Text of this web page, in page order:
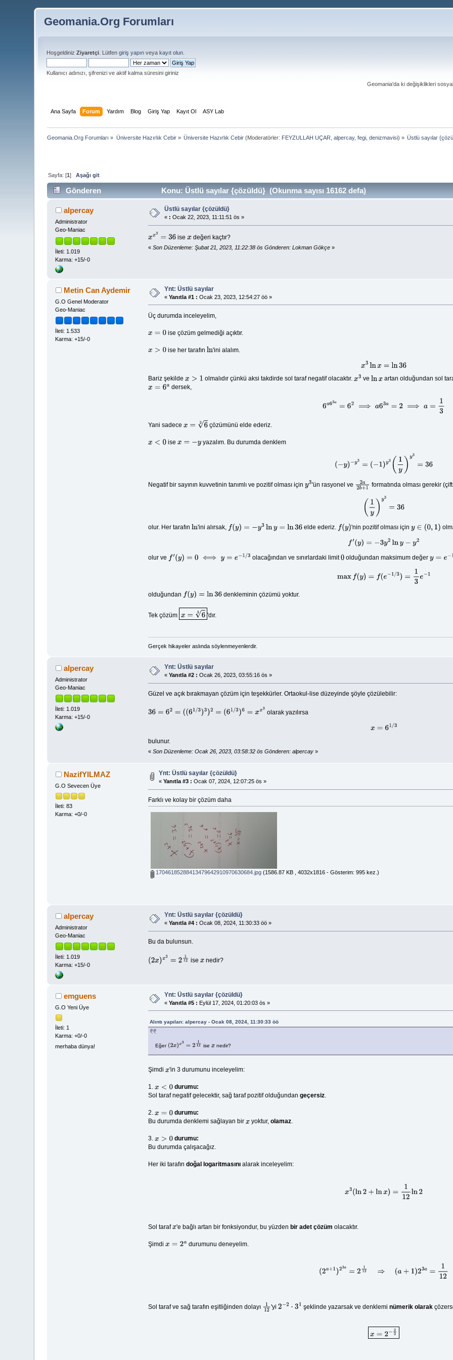
Geomania.Org Forumları
HoşgeldinizZiyaretçi . Lütfengiriş yapın veyakayıt olun
Kullanıcı adınızı, şifrenizi ve aktif kalma süresini giriniz
Geomania'da ki değişiklikleri
Ana Sayfa Forum Yardım Blog Giriş Yap Kayıt Ol ASY Lab
Geomania.Org Forumları » Üniversite Hazırlık Cebir» Üniversite Hazırlık Cebir (Moderatörler: FEYZULLAH UÇAR ,alpercay,fegi ,denizmavisi) » Üstlü sayılar
Sayfa: [1]Aşağı git
Gönderen Konu: Üstlü sayılar {çözüldü} (Okunma sayısı 16162 defa)
alpercay
Administrator
Geo-Maniac
İleti: 1.019
Karma: +15/-0
Üstlü sayılar {çözüldü}
« : Ocak 22, 2023, 11:11:51 ös »
xx3 =36 isexdeğeri kaçtır?
« Son Düzenleme: Şubat 21, 2023, 11:22:38 ös Gönderen: Lokman Gökçe»
Metin Can Aydemir
G.O Genel Moderator
Geo-Maniac
İleti: 1.533
Karma: +15/-0
Ynt: Üstlü sayılar
«Yanıtla #1 : Ocak 23, 2023, 12:54:27 öö »
Üç durumda inceleyelim,
x= 0 ise çözüm gelmediği açıktır.
x> 0 ise her tarafın ln'ini alalım.
3lnx =ln 36
Bariz şekilde x> 1 olmalıdır çünkü aksi takdirde sol taraf negatif olacaktır. x3 ve lnx
artan olduğundan sol
x= 6a dersek,
a6 62 ⟹a63 2⟹ =
Yani sadece x= 63 çözümünü elde ederiz.
x< 0 ise x= −y yazalım. Bu durumda denklem
y) 3 1y) y3 =36
Negatif bir sayının kuvvetinin tanımlı ve pozitif olması için y3'ün rasyonel ve 2a2b+1
formatında olması gerekir
(1 y) y3
olur. Her tarafın ln'ini alırsak, f(y)=− y3 lny=ln36 elde ederiz. f(y) 'nin pozitif olması içiny∈(0,1)
f′ y)= −3y2lny− y2
olur ve f′(y)=0 ⟺ y= e−1/3 olacağından ve sınırlardaki limit0 olduğundan maksimum değery=e− 1 3
max f( e− 1/3 )=1 1
olduğundan f(y)=ln36 denkleminin çözümü yoktur.
Tek çözüm x= 63 'dır.
Gerçek hikayeler aslında söylenmeyenlerdir.
alpercay
Administrator
Geo-Maniac
İleti: 1.019
Karma: +15/-0
Ynt: Üstlü sayılar
«Yanıtla #2 : Ocak 26, 2023, 03:55:16 ös »
Güzel ve açık bırakmayan çözüm için teşekkürler. Ortaokul-lise düzeyinde şöyle çözülebilir:
36=62 =(( 61/ 3 )3)2=(61/3 )6= xx3 olarak yazılırsa
x=6 1/3
bulunur.
« Son Düzenleme: Ocak 26, 2023, 03:58:32 ös Gönderen: alpercay»
NazifYILMAZ
G.O Sevecen Üye
İleti: 83
Karma: +0/-0
Ynt: Üstlü sayılar {çözüldü}
«Yanıtla #3 : Ocak 07, 2024, 12:07:25 ös »
Farklı ve kolay bir çözüm daha
17046185288413479642910970630684.jpg (1586.87 KB , 4032x1816 - Gösterim: 995 kez.)
alpercay
Administrator
Geo-Maniac
İleti: 1.019
Karma: +15/-0
Ynt: Üstlü sayılar {çözüldü}
«Yanıtla #4 : Ocak 08, 2024, 11:30:33 öö »
Bu da bulunsun.
(2x)x3= 2112 ise x nedir?
emguens
G.O Yeni Üye
İleti: 1
Karma: +0/-0
merhaba dünya!
Ynt: Üstlü sayılar {çözüldü}
«Yanıtla #5 : Eylül 17, 2024, 01:20:03 ös »
Alıntı yapılan: alpercay - Ocak 08, 2024, 11:30:33 öö
Eğer (2x)x3 2112 isexnedir?
Şimdi x'in 3 durumunu inceleyelim:
1. x< 0
durumu:
Sol taraf negatif gelecektir, sağ taraf pozitif olduğundan geçersiz.
2. x=0
durumu:
Bu durumda denklemi sağlayan bir x yoktur,olamaz.
3. x> 0
durumu:
Bu durumda çalışacağız.
Her iki tarafın doğal logaritmasınıalarak inceleyelim:
3(ln 2 + )= ln2
Sol tarafx'e bağlı artan bir fonksiyondur, bu yüzdenbir adet çözüm olacaktır.
Şimdi x= 2a durumunu deneyelim.
(2a )23a 12 a+ 2 3a=112
Sol taraf ve sağ tarafın eşitliğinden dolayı 112'yi 2− 2⋅ 3 1 şeklinde yazarsak ve denklemi nümerik olarak
−23